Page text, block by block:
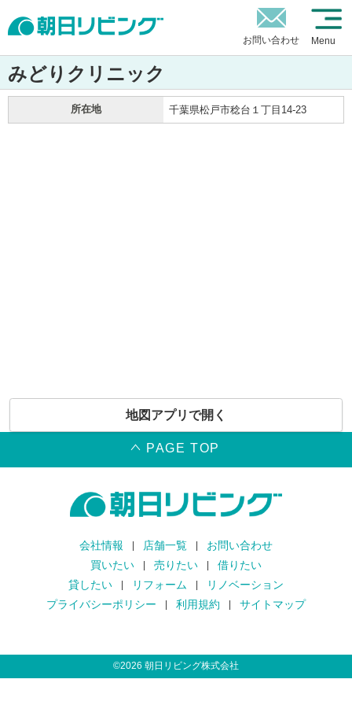
お問い合わせ Menu
みどりクリニック
所在地 千葉県松戸市稔台１丁目14-23
地図アプリで開く
PAGE TOP
会社情報 店舗一覧
お問い合わせ
買いたい
売りたい
借りたい
貸したい
リフォーム
リノベーション
プライバシーポリシー
利用規約 サイトマップ
©2026 朝日リビング株式会社